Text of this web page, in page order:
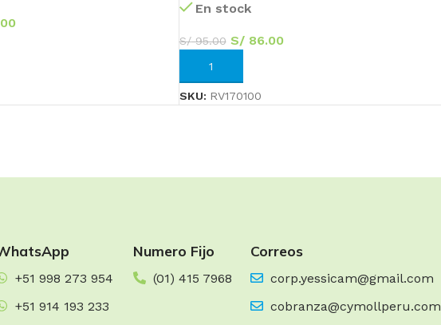
Baño
Días Hr
Ver más
En stock
S/95.00 S/86.00
AÑADIR AL CARRITO
SKU: RV170100
+51 998 273 954
+51 914 193 233
Numero Fijo
(01) 415 7968
Correos
corp.yessicam@gmail.com
cobranza@cymollperu.com